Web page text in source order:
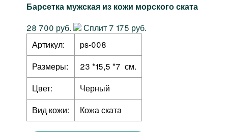
Барсетка мужская из кожи морского ската
28 700 руб.
Сплит 7 175 руб.
Артикул:
ps-008
Размеры:
23 *15,5 *7 см.
Цвет:
Черный
Вид кожи:
Кожа ската